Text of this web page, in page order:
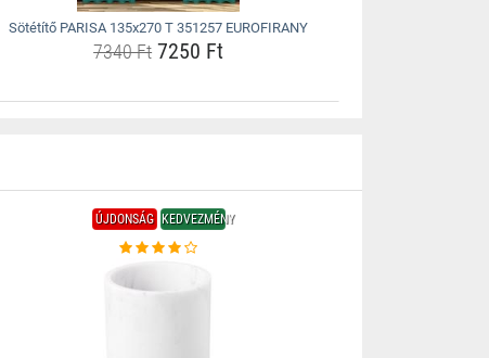
Sötétítő PARISA 135x270 T 351257 EUROFIRANY
7340 Ft 7250 Ft
ÚJDONSÁG KEDVEZMÉNY